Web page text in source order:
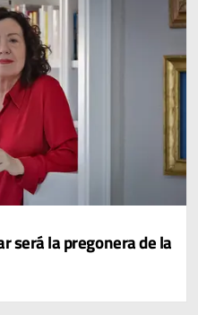
será la pregonera de la